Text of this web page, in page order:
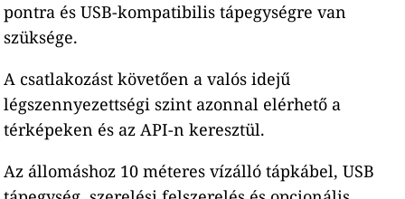
pontra és USB-kompatibilis tápegységre van
szüksége.
A csatlakozást követően a valós idejű
légszennyezettségi szint azonnal elérhető a
térképeken és az API-n keresztül.
Az állomáshoz 10 méteres vízálló tápkábel, USB